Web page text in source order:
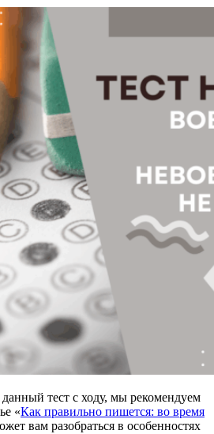
тест с ходу, мы рекомендуем
«Как правильно пишется: во время
вам разобраться в особенностях